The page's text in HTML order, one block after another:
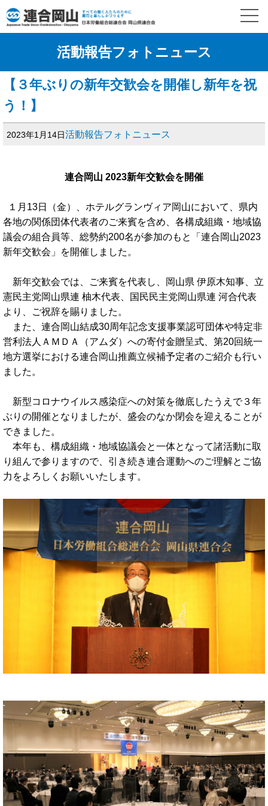
活動報告フォトニュース
【３年ぶりの新年交歓会を開催し新年を祝
う！】
2023年1月14日活動報告フォトニュース
連合岡山 2023新年交歓会を開催
１月13日（金）、ホテルグランヴィア岡山において、県内
各地の関係団体代表者のご来賓を含め、各構成組織・地域協
議会の組合員等、総勢約200名が参加のもと「連合岡山2023
新年交歓会」を開催しました。
新年交歓会では、ご来賓を代表し、岡山県 伊原木知事、立
憲民主党岡山県連 柚木代表、国民民主党岡山県連 河合代表
より、ご祝辞を賜りました。
また、連合岡山結成30周年記念支援事業認可団体や特定非
営利法人ＡＭＤＡ（アムダ）への寄付金贈呈式、第20回統一
地方選挙における連合岡山推薦立候補予定者のご紹介も行い
ました。
新型コロナウイルス感染症への対策を徹底したうえで３年
ぶりの開催となりましたが、盛会のなか閉会を迎えることが
できました。
本年も、構成組織・地域協議会と一体となって諸活動に取
り組んで参りますので、引き続き連合運動へのご理解とご協
力をよろしくお願いいたします。